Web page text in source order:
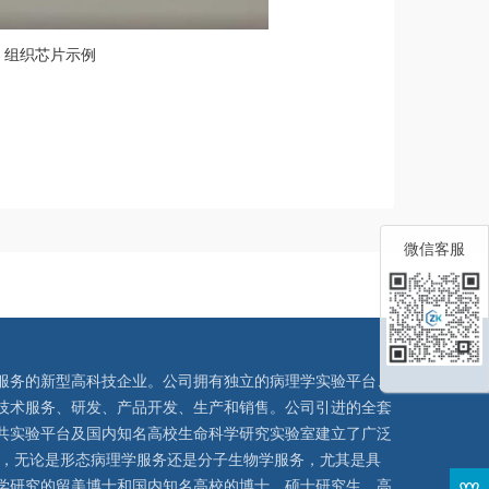
组织芯片示例
的新型高科技企业。公司拥有独立的病理学实验平台、
服务、研发、产品开发、生产和销售。公司引进的全套
验平台及国内知名高校生命科学研究实验室建立了广泛
无论是形态病理学服务还是分子生物学服务，尤其是具
究的留美博士和国内知名高校的博士、硕士研究生、高
微信客服